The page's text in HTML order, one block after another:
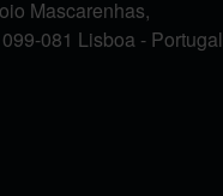
Mascarenhas,
081 Lisboa - Portugal